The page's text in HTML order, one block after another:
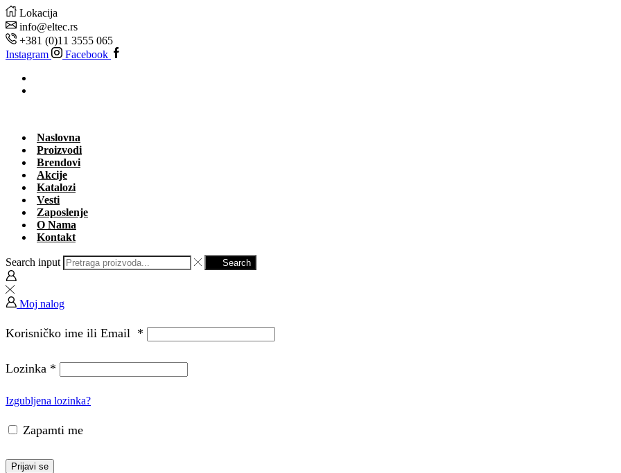
Lokacija
info@eltec.rs
+381 (0)11 3555 065
Instagram
Facebook
Naslovna
Proizvodi
Brendovi
Akcije
Katalozi
Vesti
Zaposlenje
O Nama
Kontakt
Search input Search
Moj nalog
Korisničko ime ili Email *
Lozinka *
Izgubljena lozinka?
Zapamti me
Prijavi se